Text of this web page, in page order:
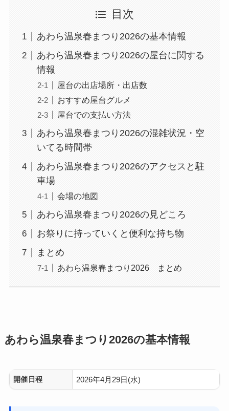
目次
あわら温泉春まつり2026の基本情報
あわら温泉春まつり2026の屋台に関する
情報
屋台の出店場所・出店数
おすすめ屋台グルメ
屋台での支払い方法
あわら温泉春まつり2026の混雑状況・空
いてる時間帯
あわら温泉春まつり2026のアクセスと駐
車場
会場の地図
あわら温泉春まつり2026の見どころ
お祭りに持っていくと便利な持ち物
まとめ
あわら温泉春まつり2026 まとめ
あわら温泉春まつり2026の基本情報
開催日程 2026年4月29日(水)